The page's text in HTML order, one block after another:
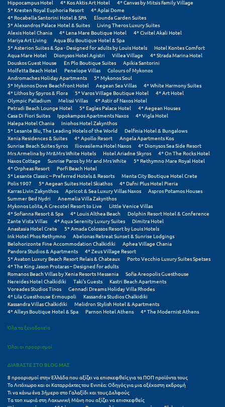
Πάτμος
Πάτρα
Παύλιανη
Πειραιάς
Πελοπόννησος
Πήλιο
Πιερία
Πλαταμώνας
Πλύτρα Λακωνίας
Πόρος
Πόρτο Χέλι
Πρέβεζα
Πύλος
Πύργος
Ρ
Ρέθυμνο
Ρίο
Ρόδος
Σαλαμίνα
Hippocampus Hotel
4* Kos Aktis Art Hotel
4* Canvas by Mitsis Family Village
5* Kresten Royal Euphoria Resort
4* Aplai Dome
4* Rocabella Santorini Hotel & SPA
Elounda Garden Suites
5* Alexandros Palace Hotel & Suites
Living Theros Luxury Suites
Alexis Hotel Chania
4* Lena Mare Boutique Hotel
4* Civitel Akali Hotel
Mariya Art Living
Aqua Blu Boutique Hotel & Spa
5* Asterion Suites & Spa - Designed for adults by Louis Hotels
Hotel Kontes Comfort
Aqua Mare Hotel
Dionysos Hotel Agistri Villea Village
4* Strada Marina Hotel
Douskos Guest House
En Plo Boutique Suites
Apikia Santorini
Molfetta Beach Hotel
Penelope Villas
Colours of Mykonos
Andromaches Holiday Apartments
5* Mykonos Soul
5* Mykonos Dove Beachfront Hotel
Aegean Sea Villas
4* White Harmony Suites
4* Lithos by Spyros & Flora
5* Varos Village Boutique Hotel
4* Art Hotel
Olympic Palladium
Melissi Villas
4* Astir of Naxos Hotel
Petradi Beach Lounge Hotel
5* Eagles Palace Hotel
4* Aegean Houses
Casa Di Fiori Suites
Ippokampos Apartments Naxos
4* Vigla Hotel
Halepa Hotel Chania
Iniohos Hotel Zakynthos
5* Lesante Blu, The Leading Hotels of the World
Delfinia Hotel & Bungalows
Xenia Residences & Suites
4* Apollo Resort
Angela Apartments Kos
Sunrise Beach Suites Syros
Iliovasilema Hotel Naxos
4* Dionysos Sea Side Resort
Mrs Armelina by Mr&Mrs White Hotels
Hotel Ariadne Skyros
4* On The Rocks Hotel
Naxos Cottage
Sunrise Paros by Mr and Mrs White
5* Rethymno Mare Royal Hotel
4* Orpheas Resort
Porfi Beach Hotel
5* Lesante Classic – Preferred Hotels & Resorts
Menta City Boutique Hotel Crete
Polis 1907
5* Aegean Suites Hotel Skiathos
4* Dafni Plus Hotel Pieria
Karras Livin Zakynthos
Apricot & Sea Luxury Villas Naxos
Aspros Potamos Houses
Summer Bed Nydri
Anemelia Villa Zakynthos
Mykonos Lolita, A Grecotel Resort to Live
Little Venice Villas
4* Sofianna Resort & Spa
4* Louis Althea Beach
Dolphin Resort Hotel & Conference
Zante Vista Villas
4* Aqua Serenity Luxury Suites
Dimitra Hotel
Anastasia Hotel Crete
5* Amada Colossos Resort by Louis Hotels
Ink Hotel Phos Rethymno
Abelonas Retreat Sunset & Sunrise Lodgings
Belohorizonte Fine Accommodation Chalkidiki
Aphea Village Chania
Pandora Studios & Apartments
4* Zeus Village Resort
5* Avaton Luxury Beach Resort Relais & Chateaux
Porto Vecchio Luxury Suites Spetses
4* The King Jason Protaras – Designed for adults
Romanos Beach Villas by Xenia Resorts Messenia
Sofia Areopolis Guesthouse
Nereides Hotel Chalkidiki
Taki's Guests
Kastri Beach Apartments
Voreades Studios Tinos
Gennadi Dreams Holiday Villa Rhodes
4* Lila Guesthouse Ermoupoli
Kassandra Studios Chalkidiki
Kassandra Villas Chalkidiki
Melidron Stylish Hotel & Apartments
4* Alleys Boutique Hotel & Spa
Parnon Hotel Athens 4* The Modernist Athens
Όλα τα ξενοδοχεία
Όλοι οι προορισμοί
ΔΙΑΒΑΣΤΕ ΣΤΟ BLOG ΜΑΣ
8 προορισμοί στην Ελλάδα που αξίζει να επισκεφθείς για τα ΠΟΠ προϊόντα τους
Το Λιτόχωρο και οι Καταρράκτες του Ενιπέα: Οδηγός για μια αξέχαστη εκδρομή
Τι να κάνω ένα 3ήμερο στο Γαλαξίδι και τους Δελφούς
Τα τοπ χωριά στη Λακωνική Μάνη που αξίζει να επισκεφθείς